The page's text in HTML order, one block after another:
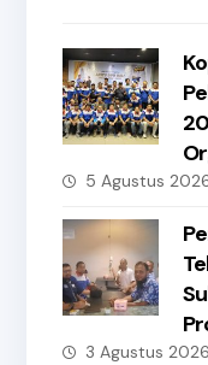
5 Agustus
3 Agustus 2026